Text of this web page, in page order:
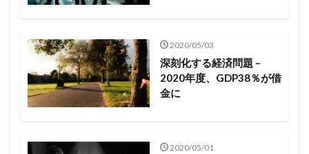
2020/05/03
深刻化する経済問題 –
2020年度、GDP38％が借
金に
2020/05/01